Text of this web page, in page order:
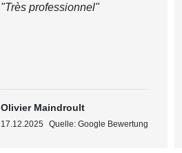
"Très professionnel"
Olivier Maindroult
17.12.2025 Quelle: Google Bewertung